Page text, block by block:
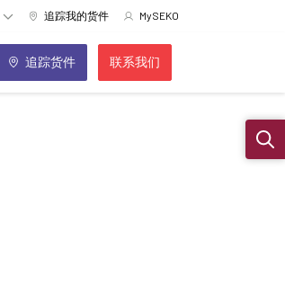
追踪我的货件 MySEKO
追踪货件 联系我们